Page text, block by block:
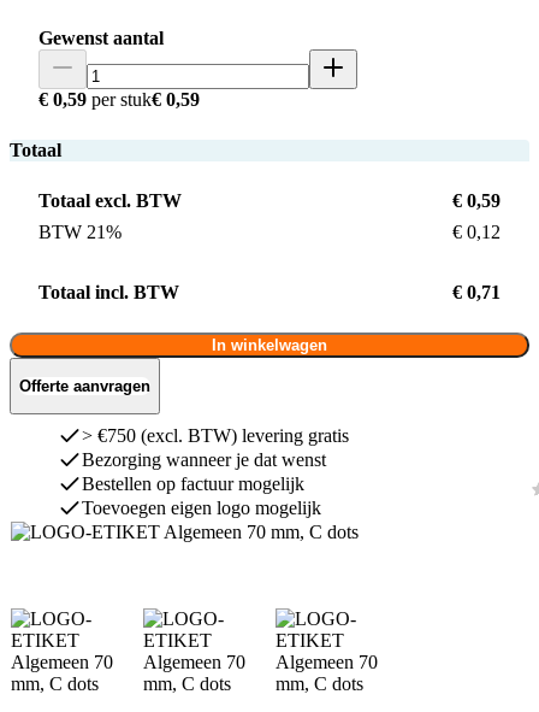
Gewenst aantal
€ 0,59 per stuk€ 0,59
Totaal
Totaal excl. BTW
€ 0,59
BTW 21%
€ 0,12
Totaal incl. BTW € 0,71
In winkelwagen
Offerte aanvragen
> €750 (excl. BTW) levering gratis
Bezorging wanneer je dat wenst
Bestellen op factuur mogelijk
Toevoegen eigen logo mogelijk